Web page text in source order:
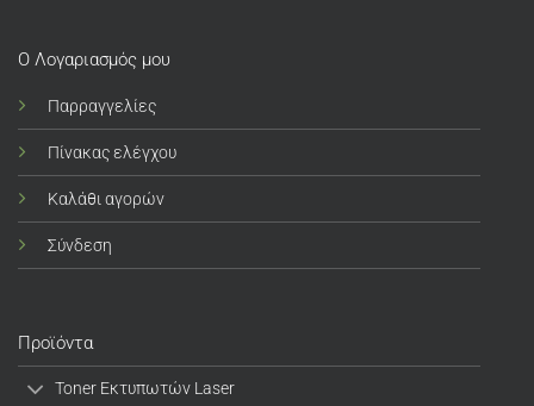
Ο Λογαριασμός μου
Παρραγγελίες
Πίνακας ελέγχου
Καλάθι αγορών
Σύνδεση
Προϊόντα
Toner Εκτυπωτών Laser